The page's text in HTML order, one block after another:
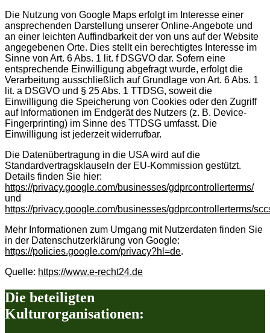
Die Nutzung von Google Maps erfolgt im Interesse einer
ansprechenden Darstellung unserer Online-Angebote und
an einer leichten Auffindbarkeit der von uns auf der Website
angegebenen Orte. Dies stellt ein berechtigtes Interesse im
Sinne von Art. 6 Abs. 1 lit. f DSGVO dar. Sofern eine
entsprechende Einwilligung abgefragt wurde, erfolgt die
Verarbeitung ausschließlich auf Grundlage von Art. 6 Abs. 1
lit. a DSGVO und § 25 Abs. 1 TTDSG, soweit die
Einwilligung die Speicherung von Cookies oder den Zugriff
auf Informationen im Endgerät des Nutzers (z. B. Device-
Fingerprinting) im Sinne des TTDSG umfasst. Die
Einwilligung ist jederzeit widerrufbar.
Die Datenübertragung in die USA wird auf die
Standardvertragsklauseln der EU-Kommission gestützt.
Details finden Sie hier:
https://privacy.google.com/businesses/gdprcontrollerterms/
und
https://privacy.google.com/businesses/gdprcontrollerterms/
Mehr Informationen zum Umgang mit Nutzerdaten finden Sie
in der Datenschutzerklärung von Google:
https://policies.google.com/privacy?hl=de.
Quelle: https://www.e-recht24.de
Die beteiligten
Kulturorganisationen: